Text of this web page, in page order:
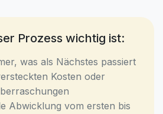
Prozess wichtig ist:
was als Nächstes passiert
Kosten oder
Abwicklung vom ersten bis